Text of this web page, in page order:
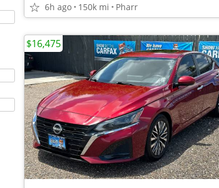
6h ago 150k mi Pharr
$16,475